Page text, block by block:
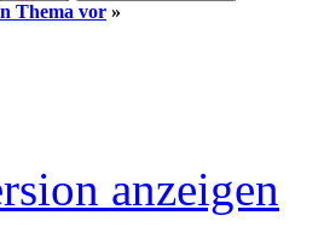
Thema vor »
anzeigen